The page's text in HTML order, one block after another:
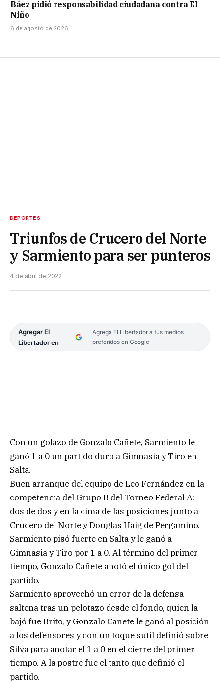
Báez pidió responsabilidad ciudadana contra El
Niño
6 de agosto de 2026
DEPORTES
Triunfos de Crucero del Norte
y Sarmiento para ser punteros
4 de abril de 2022
Agregar El
Libertador en
Agrega El Libertador a tus medios
preferidos en Google
Con un golazo de Gonzalo Cañete, Sarmiento le
ganó 1 a 0 un partido duro a Gimnasia y Tiro en
Salta.
Buen arranque del equipo de Leo Fernández en la
competencia del Grupo B del Torneo Federal A:
dos de dos y en la cima de las posiciones junto a
Crucero del Norte y Douglas Haig de Pergamino.
Sarmiento pisó fuerte en Salta y le ganó a
Gimnasia y Tiro por 1 a 0. Al término del primer
tiempo, Gonzalo Cañete anotó el único gol del
partido.
Sarmiento aprovechó un error de la defensa
salteña tras un pelotazo desde el fondo, quien la
bajó fue Brito, y Gonzalo Cañete le ganó al posición
a los defensores y con un toque sutil definió sobre
Silva para anotar el 1 a 0 en el cierre del primer
tiempo. A la postre fue el tanto que definió el
partido.